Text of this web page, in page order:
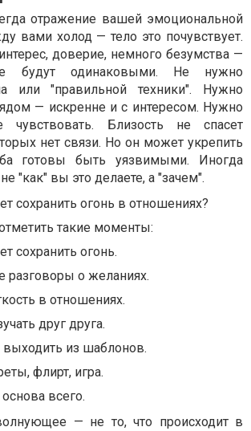
отражение вашей эмоциональной
вами холод — тело это почувствует.
доверие, немного безумства —
будут одинаковыми. Не нужно
или "правильной техники". Нужно
— искренне и с интересом. Нужно
чувствовать. Близость не спасет
нет связи. Но он может укрепить
готовы быть уязвимыми. Иногда
"как" вы это делаете, а "зачем".
сохранить огонь в отношениях?
такие моменты:
сохранить огонь.
разговоры о желаниях.
в отношениях.
друг друга.
выходить из шаблонов.
флирт, игра.
всего.
— не то, что происходит в